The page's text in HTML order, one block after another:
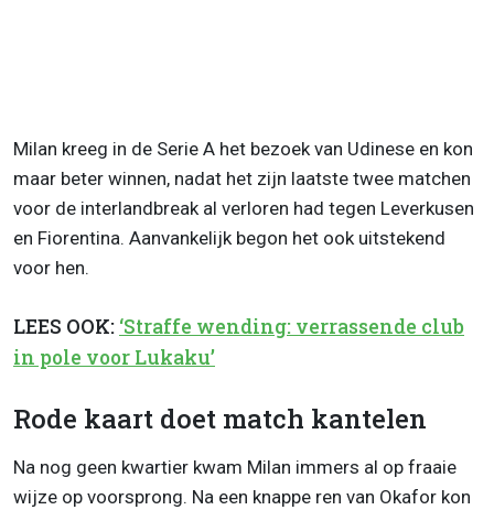
Milan kreeg in de Serie A het bezoek van Udinese en kon
maar beter winnen, nadat het zijn laatste twee matchen
voor de interlandbreak al verloren had tegen Leverkusen
en Fiorentina. Aanvankelijk begon het ook uitstekend
voor hen.
LEES OOK: ‘Straffe wending: verrassende club
in pole voor Lukaku’
Rode kaart doet match kantelen
Na nog geen kwartier kwam Milan immers al op fraaie
wijze op voorsprong. Na een knappe ren van Okafor kon